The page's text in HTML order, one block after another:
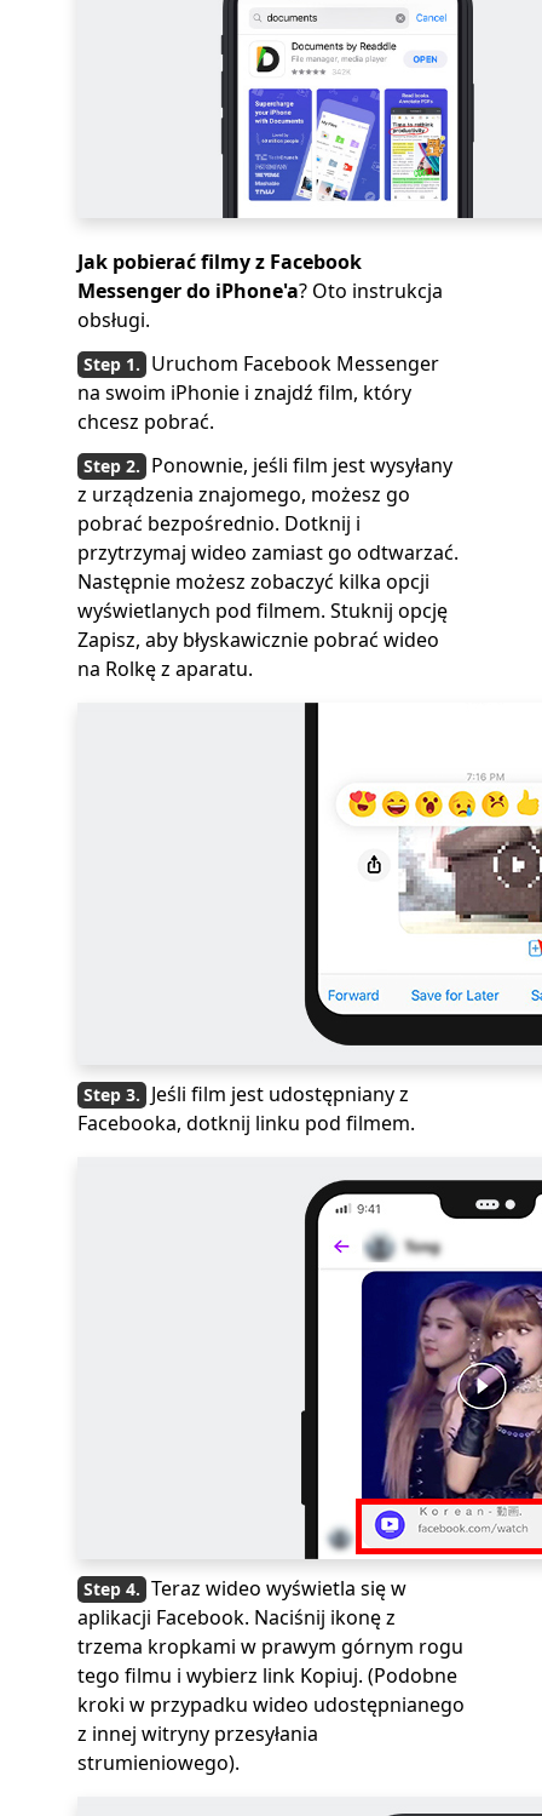
Jak pobierać filmy z Facebook
Messengerdo iPhone'a? Oto instrukcja
obsługi.
Uruchom Facebook Messenger
na swoim iPhonie i znajdź film, który
chcesz pobrać.
Ponownie, jeśli film jest wysyłany
z urządzenia znajomego, możesz go
pobrać bezpośrednio. Dotknij i
przytrzymaj wideo zamiast go odtwarzać.
Następnie możesz zobaczyć kilka opcji
wyświetlanych pod filmem. Stuknij opcję
Zapisz, aby błyskawicznie pobrać wideo
na Rolkę z aparatu.
Jeśli film jest udostępniany z
Facebooka, dotknij linku pod filmem.
Teraz wideo wyświetla się w
aplikacji Facebook. Naciśnij ikonę z
trzema kropkami w prawym górnym rogu
tego filmu i wybierz link Kopiuj. (Podobne
kroki w przypadku wideo udostępnianego
z innej witryny przesyłania
strumieniowego).